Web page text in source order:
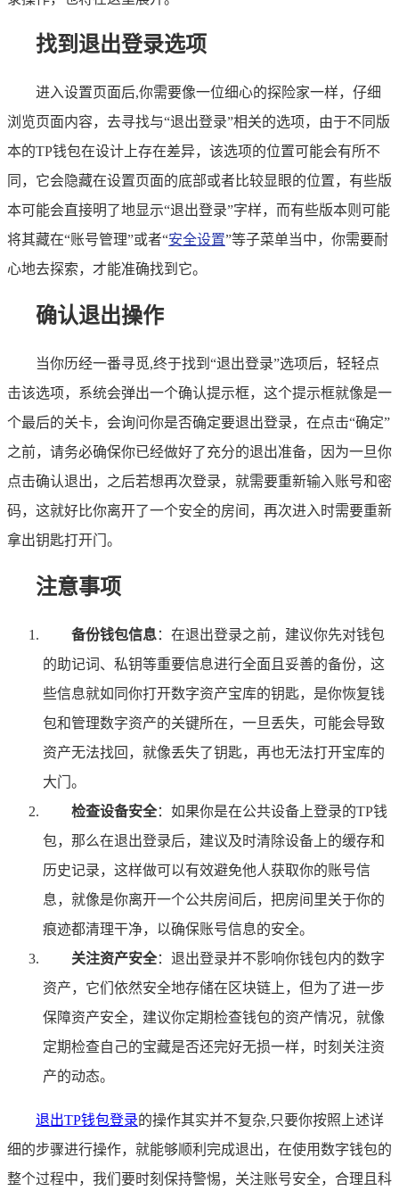
找到退出登录选项
进入设置页面后,你需要像一位细心的探险家一样，仔细
浏览页面内容，去寻找与“退出登录”相关的选项，由于不同版
本的TP钱包在设计上存在差异，该选项的位置可能会有所不
同，它会隐藏在设置页面的底部或者比较显眼的位置，有些版
本可能会直接明了地显示“退出登录”字样，而有些版本则可能
将其藏在“账号管理”或者“安全设置”等子菜单当中，你需要耐
心地去探索，才能准确找到它。
确认退出操作
当你历经一番寻觅,终于找到“退出登录”选项后，轻轻点
击该选项，系统会弹出一个确认提示框，这个提示框就像是一
个最后的关卡，会询问你是否确定要退出登录，在点击“确定”
之前，请务必确保你已经做好了充分的退出准备，因为一旦你
点击确认退出，之后若想再次登录，就需要重新输入账号和密
码，这就好比你离开了一个安全的房间，再次进入时需要重新
拿出钥匙打开门。
注意事项
备份钱包信息：在退出登录之前，建议你先对钱包
的助记词、私钥等重要信息进行全面且妥善的备份，这
些信息就如同你打开数字资产宝库的钥匙，是你恢复钱
包和管理数字资产的关键所在，一旦丢失，可能会导致
资产无法找回，就像丢失了钥匙，再也无法打开宝库的
大门。
检查设备安全：如果你是在公共设备上登录的TP钱
包，那么在退出登录后，建议及时清除设备上的缓存和
历史记录，这样做可以有效避免他人获取你的账号信
息，就像是你离开一个公共房间后，把房间里关于你的
痕迹都清理干净，以确保账号信息的安全。
关注资产安全：退出登录并不影响你钱包内的数字
资产，它们依然安全地存储在区块链上，但为了进一步
保障资产安全，建议你定期检查钱包的资产情况，就像
定期检查自己的宝藏是否还完好无损一样，时刻关注资
产的动态。
退出TP钱包登录的操作其实并不复杂,只要你按照上述详
细的步骤进行操作，就能够顺利完成退出，在使用数字钱包的
整个过程中，我们要时刻保持警惕，关注账号安全，合理且科